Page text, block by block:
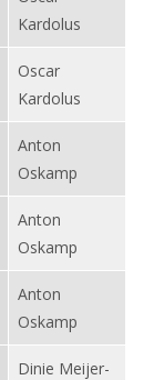
Kardolus
Oscar
Kardolus
Anton
Oskamp
Anton
Oskamp
Anton
Oskamp
Dinie Meijer-